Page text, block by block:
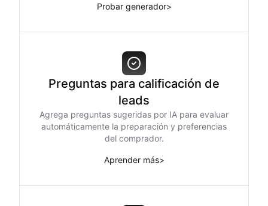
Probar generador>
Preguntas para calificación de
leads
Agrega preguntas sugeridas por IA para evaluar
automáticamente la preparación y preferencias
del comprador.
Aprender más>